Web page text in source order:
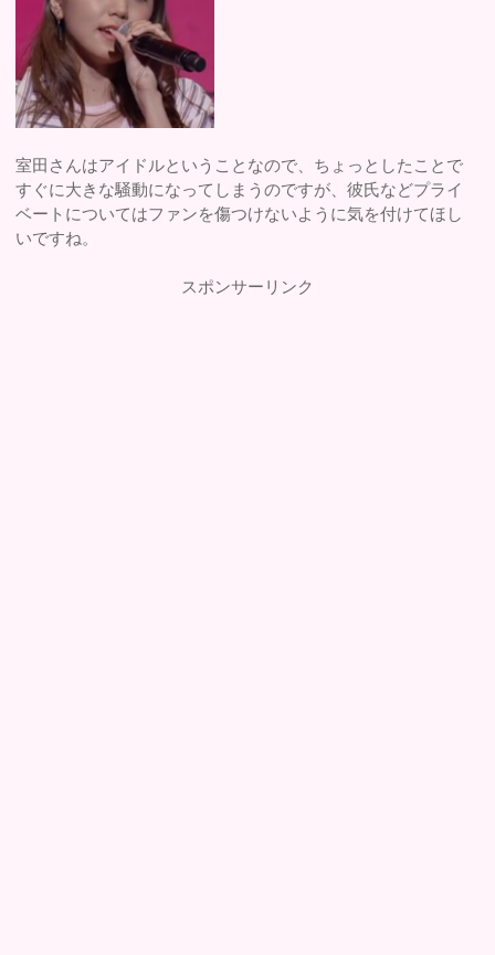
室田さんはアイドルということなので、ちょっとしたことで
すぐに大きな騒動になってしまうのですが、彼氏などプライ
ベートについてはファンを傷つけないように気を付けてほし
いですね。
スポンサーリンク